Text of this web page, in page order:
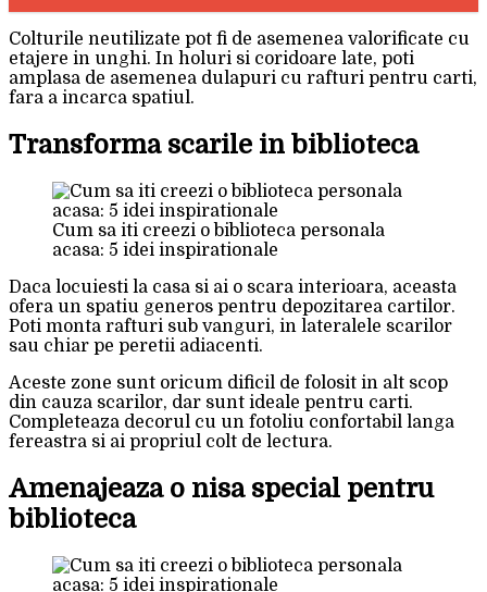
Colturile neutilizate pot fi de asemenea valorificate cu
etajere in unghi. In holuri si coridoare late, poti
amplasa de asemenea dulapuri cu rafturi pentru carti,
fara a incarca spatiul.
Transforma scarile in biblioteca
Cum sa iti creezi o biblioteca personala
acasa: 5 idei inspirationale
Daca locuiesti la casa si ai o scara interioara, aceasta
ofera un spatiu generos pentru depozitarea cartilor.
Poti monta rafturi sub vanguri, in lateralele scarilor
sau chiar pe peretii adiacenti.
Aceste zone sunt oricum dificil de folosit in alt scop
din cauza scarilor, dar sunt ideale pentru carti.
Completeaza decorul cu un fotoliu confortabil langa
fereastra si ai propriul colt de lectura.
Amenajeaza o nisa special pentru
biblioteca